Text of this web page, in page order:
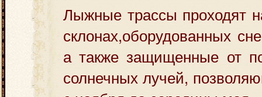
Лыжные трассы проходят
склонах,оборудованных
а также защищенные от
солнечных лучей,